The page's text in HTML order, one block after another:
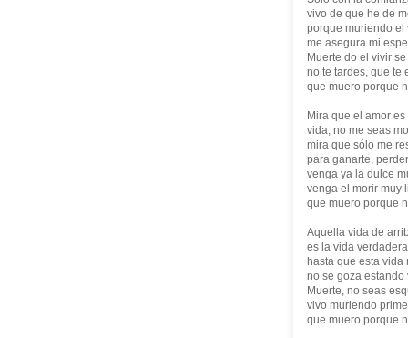
vivo de que he de
porque muriendo el
me asegura mi
Muerte do el vivir
no te tardes, que te
que muero porque
Mira que el amor es
vida, no me seas
mira que sólo me
para ganarte,
venga ya la dulce
venga el morir muy
que muero porque
Aquella vida de
es la vida
hasta que esta vida
no se goza estando
Muerte, no seas
vivo muriendo
que muero porque